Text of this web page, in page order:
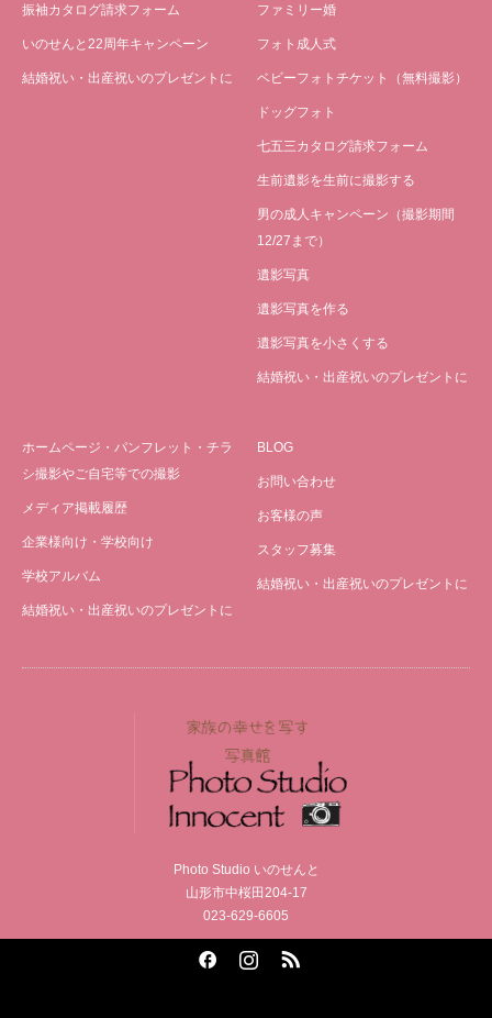
振袖カタログ請求フォーム
いのせんと22周年キャンペーン
結婚祝い・出産祝いのプレゼントに
ファミリー婚
フォト成人式
ベビーフォトチケット（無料撮影）
ドッグフォト
七五三カタログ請求フォーム
生前遺影を生前に撮影する
男の成人キャンペーン（撮影期間
12/27まで）
遺影写真
遺影写真を作る
遺影写真を小さくする
結婚祝い・出産祝いのプレゼントに
ホームページ・パンフレット・チラ
シ撮影やご自宅等での撮影
メディア掲載履歴
企業様向け・学校向け
学校アルバム
結婚祝い・出産祝いのプレゼントに
BLOG
お問い合わせ
お客様の声
スタッフ募集
結婚祝い・出産祝いのプレゼントに
Photo Studio いのせんと
山形市中桜田204-17
023-629-6605